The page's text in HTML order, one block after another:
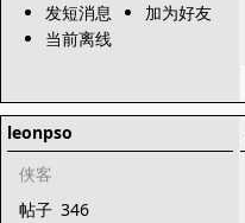
发短消息
加为好友
当前离线
leonpso
侠客
帖子 346